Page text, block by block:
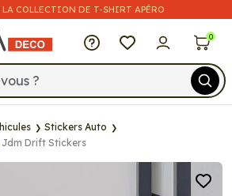
LA COLLECTION DE T-SHIRT APÉRO
MPA Déco 0
Stickers Auto
Jdm Drift Stickers